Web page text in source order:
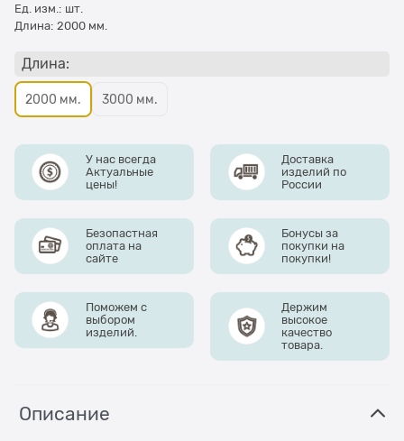
Ед. изм.: шт.
Длина: 2000 мм.
Длина:
2000 мм. 3000 мм.
У нас всегда
Актуальные
цены!
Доставка
изделий по
России
Безопастная
оплата на
сайте
Бонусы за
покупки на
покупки!
Поможем с
выбором
изделий.
Держим
высокое
качество
товара.
Описание